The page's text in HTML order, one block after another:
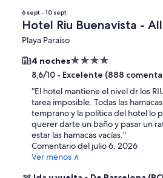
6 sept - 10 sept
Hotel Riu Buenavista -
Playa Paraíso
4 nochesAlojamiento
de
4.0 estrellas
8,6/10 - Excelente (888
“El hotel mantiene el nivel dr los
tarea imposible. Todas las
temprano y la política del hotel lo
querer darte un baño y pasar un
estar las hamacas vacías.”
Comentario del julio 6, 2026
Ver menos ∧